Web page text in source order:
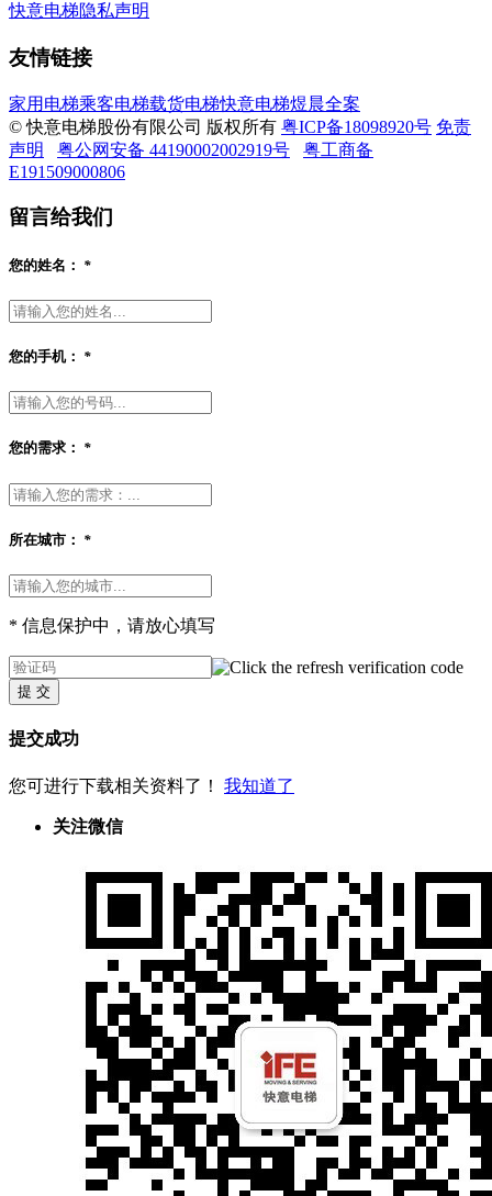
快意电梯隐私声明
友情链接
家用电梯乘客电梯载货电梯快意电梯煜晨全案
© 快意电梯股份有限公司 版权所有 粤ICP备18098920号 免责
声明
粤公网安备 44190002002919号
粤工商备
E191509000806
留言给我们
您的姓名： *
您的手机： *
您的需求： *
所在城市： *
* 信息保护中，请放心填写
提 交
提交成功
您可进行下载相关资料了！ 我知道了
关注微信